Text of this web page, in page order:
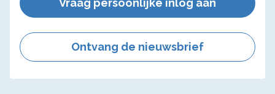
Vraag persoonlijke inlog aan
Ontvang de nieuwsbrief